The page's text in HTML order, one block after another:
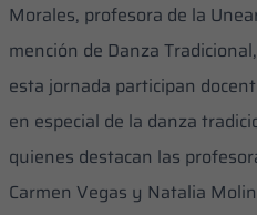
Morales, profesora de la
mención de Danza
esta jornada participan
en especial de la danza
quienes destacan las
Carmen Vegas y Natalia